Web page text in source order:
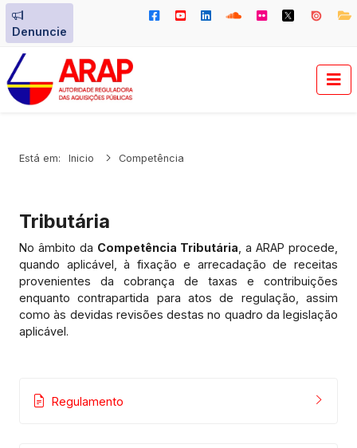
Denuncie
Está em: Inicio Competência
Tributária
No âmbito da Competência Tributária , a ARAP procede,
quando aplicável, à fixação e arrecadação de receitas
provenientes da cobrança de taxas e contribuições
enquanto contrapartida para atos de regulação, assim
como às devidas revisões destas no quadro da legislação
aplicável.
Regulamento